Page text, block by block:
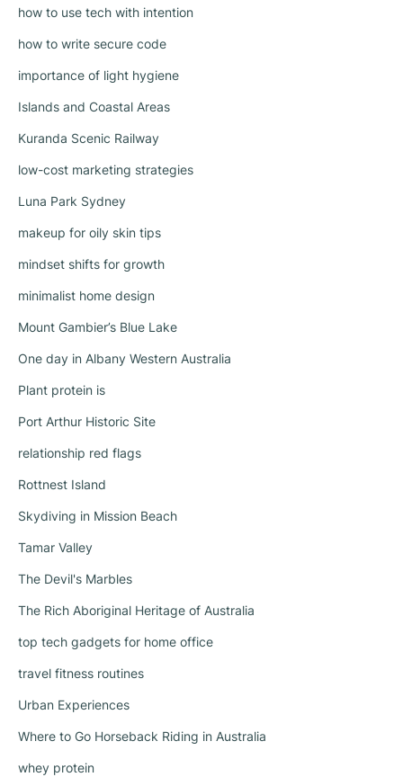
how to use tech with intention
how to write secure code
importance of light hygiene
Islands and Coastal Areas
Kuranda Scenic Railway
low-cost marketing strategies
Luna Park Sydney
makeup for oily skin tips
mindset shifts for growth
minimalist home design
Mount Gambier’s Blue Lake
One day in Albany Western Australia
Plant protein is
Port Arthur Historic Site
relationship red flags
Rottnest Island
Skydiving in Mission Beach
Tamar Valley
The Devil's Marbles
The Rich Aboriginal Heritage of Australia
top tech gadgets for home office
travel fitness routines
Urban Experiences
Where to Go Horseback Riding in Australia
whey protein